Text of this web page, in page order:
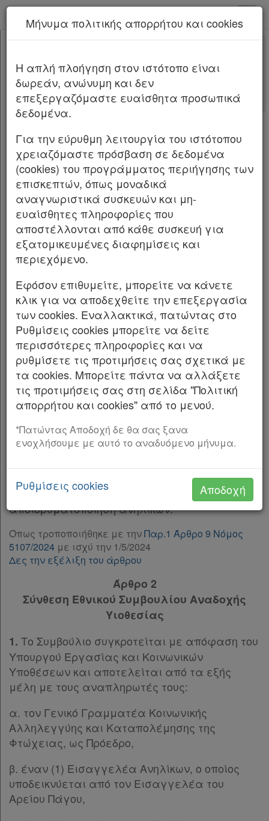
Χρήσιμα
Assistant
Νομολογία
Kodiko
Forum
Αναζήτηση
Διακρατικές
Ελλάδας
Πληροφορίες
Εταιρεία
Επικοινωνία
Όροι
Κεφαλίδα
Σώμα [-]
ΚΕΦΑΛΑΙΟ ΠΡΩΤΟ [-]
Άρθρο 1
Παρ.1
Παρ.2
Παρ.3
Παρ.4
Παρ.5
Άρθρο 3
Άρθρο 4 [-]
Παρ.1
Παρ.2
Παρ.3
Παρ.4
ΚΕΦΑΛΑΙΟ ΔΕΥΤΕΡΟ [-]
Άρθρο 5 [-]
Παρ.1
Παρ.2
Παρ.3
Παρ.4
Παρ.5
Παρ.6
Παρ.7
Παρ.8
Παρ.2
Άρθρο 7
[-]
Παρ.1
Παρ.2
Παρ.3
Παρ.1
Παρ.2
Παρ.1
Παρ.2
Παρ.3
Άρθρο 10 [-]
Παρ.2
Παρ.3
Παρ.4
Παρ.1
Παρ.2
Άρθρο 12
Νέα υπηρεσία Kodiko Assistant.Περισσότερα
Νόμος 4538/2018
Αλλαγές που επέφερε
Σχετικά: 1
Με τις
απότο Νόμο 5107/2024
NOMOΣ ΥΠ’ ΑΡΙΘΜ. 4538 ΦΕΚ Α΄ 85/16.5.2018
Μέτρα για την προώθηση των Θεσμών της
Αναδοχής και Υιοθεσίας και άλλες διατάξεις.
Ο ΠΡΟΕΔΡΟΣ ΤΗΣ ΕΛΛΗΝΙΚΗΣ ΔΗΜΟΚΡΑΤΙΑΣ
Εκδίδομε τον ακόλουθο νόμο που ψήφισε η
Βουλή:
ΚΕΦΑΛΑΙΟ ΠΡΩΤΟ
ΔΙΑΤΑΞΕΙΣ ΓΙΑ ΤΟ ΕΘΝΙΚΟ ΣΥΜΒΟΥΛΙΟ
ΑΝΑΔΟΧΗΣ ΚΑΙ ΥΙΟΘΕΣΙΑΣ
Άρθρο 1
Εθνικό Συμβούλιο Αναδοχής Υιοθεσίας
Συνιστάται συλλογικό συμβουλευτικό-
Συμβούλιο Αναδοχής Υιοθεσίας Ε.Σ.Αν.Υ.», το
οποίο υπάγεται στη Γενική Γραμματεία
Υπουργείου Κοινωνικής Συνοχής και
Οικογένειας. Σκοπός του Συμβουλίου είναι η
αποϊδρυματοποίηση ανηλίκων.
Όπως τροποποιήθηκε με τηνΠαρ.1 Άρθρο 9 Νόμος
5107/2024 με ισχύ την 1/5/2024
Δες την εξέλιξη του άρθρου
Άρθρο 2
Σύνθεση Εθνικού Συμβουλίου Αναδοχής
Υιοθεσίας
1. Το Συμβούλιο συγκροτείται με απόφαση του
Υπουργού Εργασίας και Κοινωνικών
Υποθέσεων και αποτελείται από τα εξής
μέλη με τους αναπληρωτές τους:
α. τον Γενικό Γραμματέα Κοινωνικής
Αλληλεγγύης και Καταπολέμησης της
Φτώχειας, ως Πρόεδρο,
β. έναν (1) Εισαγγελέα Ανηλίκων, ο οποίος
υποδεικνύεται από τον Εισαγγελέα του
Αρείου Πάγου,
Μήνυμα πολιτικής απορρήτου και cookies
H απλή πλοήγηση στον ιστότοπο είναι
δωρεάν, ανώνυμη και δεν
επεξεργαζόμαστε ευαίσθητα προσωπικά
δεδομένα.
Για την εύρυθμη λειτουργία του ιστότοπου
χρειαζόμαστε πρόσβαση σε δεδομένα
(cookies) του προγράμματος περιήγησης των
επισκεπτών, όπως μοναδικά
αναγνωριστικά συσκευών και μη-
ευαίσθητες πληροφορίες που
αποστέλλονται από κάθε συσκευή για
εξατομικευμένες διαφημίσεις και
περιεχόμενο.
Εφόσον επιθυμείτε, μπορείτε να κάνετε
κλικ για να αποδεχθείτε την επεξεργασία
των cookies. Εναλλακτικά, πατώντας στο
Ρυθμίσεις cookies μπορείτε να δείτε
περισσότερες πληροφορίες και να
ρυθμίσετε τις προτιμήσεις σας σχετικά με
τα cookies. Μπορείτε πάντα να αλλάξετε
τις προτιμήσεις σας στη σελίδα "Πολιτική
απορρήτου και cookies" από το μενού.
*Πατώντας Αποδοχή δε θα σας ξανα
ενοχλήσουμε με αυτό το αναδυόμενο μήνυμα.
Ρυθμίσεις cookies Αποδοχή